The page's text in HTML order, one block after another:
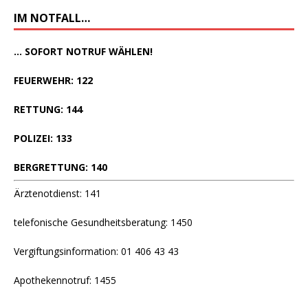
IM NOTFALL…
... SOFORT NOTRUF WÄHLEN!
FEUERWEHR: 122
RETTUNG: 144
POLIZEI: 133
BERGRETTUNG: 140
Ärztenotdienst: 141
telefonische Gesundheitsberatung: 1450
Vergiftungsinformation: 01 406 43 43
Apothekennotruf: 1455